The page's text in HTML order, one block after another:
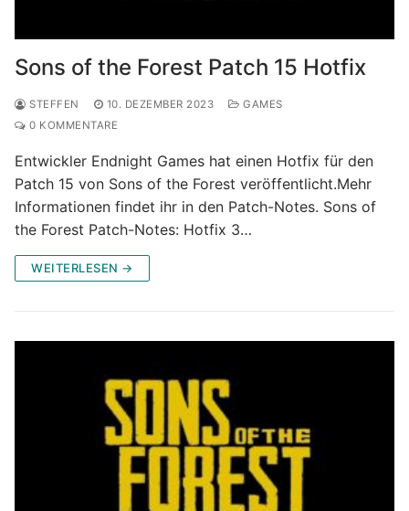
Sons of the Forest Patch 15 Hotfix
STEFFEN 10. DEZEMBER 2023
GAMES
0 KOMMENTARE
Entwickler Endnight Games hat einen Hotfix für den
Patch 15 von Sons of the Forest veröffentlicht.Mehr
Informationen findet ihr in den Patch-Notes. Sons of
the Forest Patch-Notes: Hotfix 3…
WEITERLESEN →